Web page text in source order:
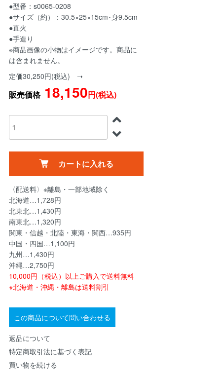
●型番：s0065-0208
●サイズ（約）：30.5×25×15cm･身9.5cm
●直火
●手造り
※商品画像の小物はイメージです。商品に
は含まれません。
定価30,250円(税込) ➝
販売価格18,150円(税込)
カートに入れる
〈配送料〉※離島・一部地域除く
北海道…1,728円
北東北…1,430円
南東北…1,320円
関東・信越・北陸・東海・関西…935円
中国・四国…1,100円
九州…1,430円
沖縄…2,750円
10,000円（税込）以上ご購入で送料無料
※北海道・沖縄・離島は送料割引
この商品について問い合わせる
返品について
特定商取引法に基づく表記
買い物を続ける